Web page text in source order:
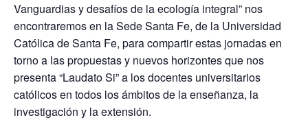
Vanguardias y desafíos de la ecología integral” nos
encontraremos en la Sede Santa Fe, de la Universidad
Católica de Santa Fe, para compartir estas jornadas en
torno a las propuestas y nuevos horizontes que nos
presenta “Laudato Si” a los docentes universitarios
católicos en todos los ámbitos de la enseñanza, la
investigación y la extensión.